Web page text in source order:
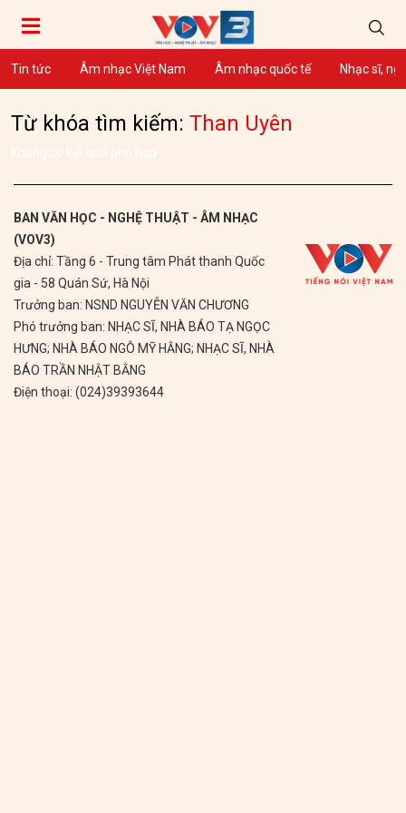
Tin tức Âm nhạc Việt Nam Âm nhạc quốc tế Nhạc sĩ,
Từ khóa tìm kiếm: Than Uyên
Không có kết quả phù hợp
BAN VĂN HỌC - NGHỆ THUẬT - ÂM NHẠC
(VOV3)
Địa chỉ: Tầng 6 - Trung tâm Phát thanh Quốc
gia - 58 Quán Sứ, Hà Nội
Trưởng ban: NSND NGUYỄN VĂN CHƯƠNG
Phó trưởng ban: NHẠC SĨ, NHÀ BÁO TẠ NGỌC
HƯNG; NHÀ BÁO NGÔ MỸ HẰNG; NHẠC SĨ, NHÀ
BÁO TRẦN NHẬT BẰNG
Điện thoại: (024)39393644